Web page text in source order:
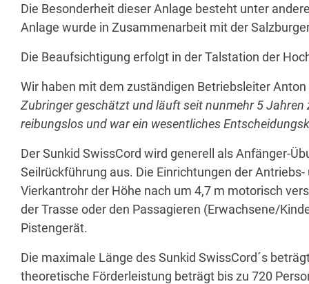
Die Besonderheit dieser Anlage besteht unter
Anlage wurde in Zusammenarbeit mit der
Die Beaufsichtigung erfolgt in der Talstation der
Wir haben mit dem zuständigen Betriebsleiter
Zubringer geschätzt und läuft seit nunmehr 5
reibungslos und war ein wesentliches
Der Sunkid SwissCord wird generell als Anfänger-
Seilrückführung aus. Die Einrichtungen der
Vierkantrohr der Höhe nach um 4,7 m motorisch
der Trasse oder den Passagieren (Erwachsene/
Pistengerät.
Die maximale Länge des Sunkid SwissCord´s
theoretische Förderleistung beträgt bis zu 720